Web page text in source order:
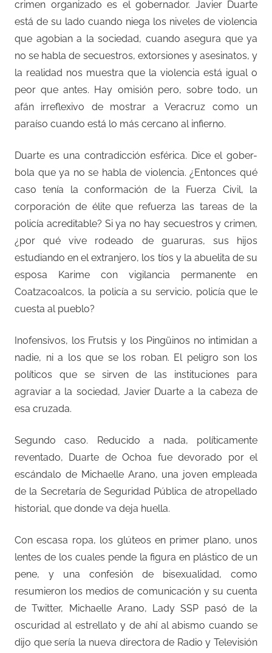
crimen organizado es el gobernador. Javier Duarte
está de su lado cuando niega los niveles de violencia
que agobian a la sociedad, cuando asegura que ya
no se habla de secuestros, extorsiones y asesinatos, y
la realidad nos muestra que la violencia está igual o
peor que antes. Hay omisión pero, sobre todo, un
afán irreflexivo de mostrar a Veracruz como un
paraíso cuando está lo más cercano al infierno.
Duarte es una contradicción esférica. Dice el gober-
bola que ya no se habla de violencia. ¿Entonces qué
caso tenía la conformación de la Fuerza Civil, la
corporación de élite que refuerza las tareas de la
policía acreditable? Si ya no hay secuestros y crimen,
¿por qué vive rodeado de guaruras, sus hijos
estudiando en el extranjero, los tíos y la abuelita de su
esposa Karime con vigilancia permanente en
Coatzacoalcos, la policía a su servicio, policía que le
cuesta al pueblo?
Inofensivos, los Frutsis y los Pingüinos no intimidan a
nadie, ni a los que se los roban. El peligro son los
políticos que se sirven de las instituciones para
agraviar a la sociedad, Javier Duarte a la cabeza de
esa cruzada.
Segundo caso. Reducido a nada, políticamente
reventado, Duarte de Ochoa fue devorado por el
escándalo de Michaelle Arano, una joven empleada
de la Secretaría de Seguridad Pública de atropellado
historial, que donde va deja huella.
Con escasa ropa, los glúteos en primer plano, unos
lentes de los cuales pende la figura en plástico de un
pene, y una confesión de bisexualidad, como
resumieron los medios de comunicación y su cuenta
de Twitter, Michaelle Arano, Lady SSP pasó de la
oscuridad al estrellato y de ahí al abismo cuando se
dijo que sería la nueva directora de Radio y Televisión